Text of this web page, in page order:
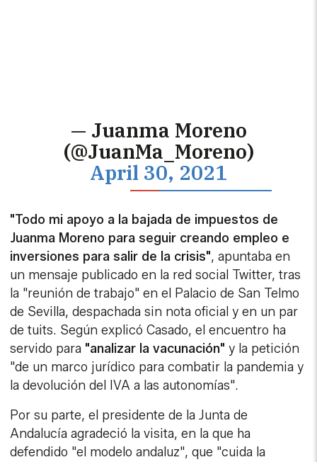
— Juanma Moreno
(@JuanMa_Moreno)
April 30, 2021
"Todo mi apoyo a la bajada de impuestos de
Juanma Moreno para seguir creando empleo e
inversiones para salir de la crisis", apuntaba en
un mensaje publicado en la red social Twitter, tras
la "reunión de trabajo" en el Palacio de San Telmo
de Sevilla, despachada sin nota oficial y en un par
de tuits. Según explicó Casado, el encuentro ha
servido para "analizar la vacunación" y la petición
"de un marco jurídico para combatir la pandemia y
la devolución del IVA a las autonomías".
Por su parte, el presidente de la Junta de
Andalucía agradeció la visita, en la que ha
defendido "el modelo andaluz", que "cuida la